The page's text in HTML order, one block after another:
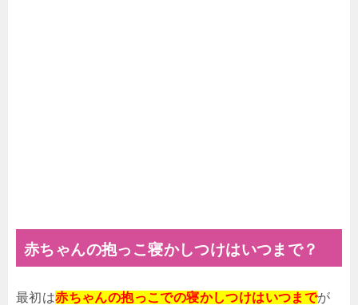
赤ちゃんの抱っこ寝かしつけはいつまで？
最初は赤ちゃんの抱っこでの寝かしつけはいつまでが